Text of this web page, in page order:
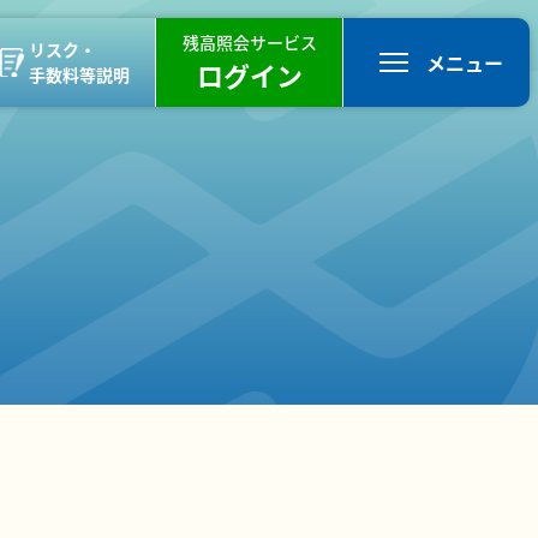
リスク・
手数料等説明
残高照会サービス
ログイン メニュー